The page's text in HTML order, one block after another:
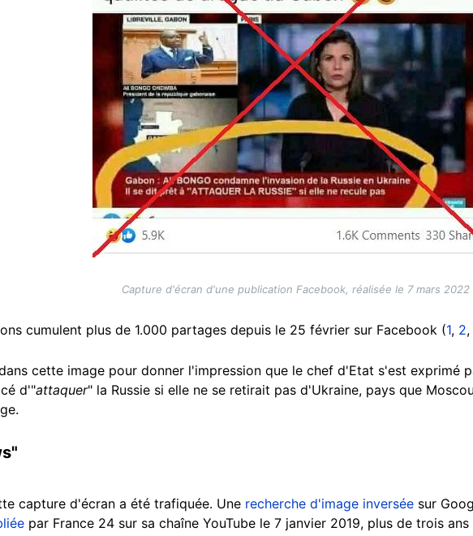
Capture d'écran d'une publication Facebook, réalisée le 7 mars 2022
cumulent plus de 1.000 partages depuis le 25 février sur Facebook (1, 2,
cette image pour donner l'impression que le chef d'Etat s'est exprimé
d'"attaquer" la Russie si elle ne se retirait pas d'Ukraine, pays que
capture d'écran a été trafiquée. Une recherche d'image inversée sur
par France 24 sur sa chaîne YouTube le 7 janvier 2019, plus de trois